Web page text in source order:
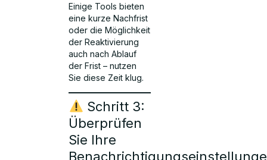
Einige Tools bieten
eine kurze Nachfrist
oder die Möglichkeit
der Reaktivierung
auch nach Ablauf
der Frist – nutzen
Sie diese Zeit klug.
Schritt 3:
Überprüfen
Sie Ihre